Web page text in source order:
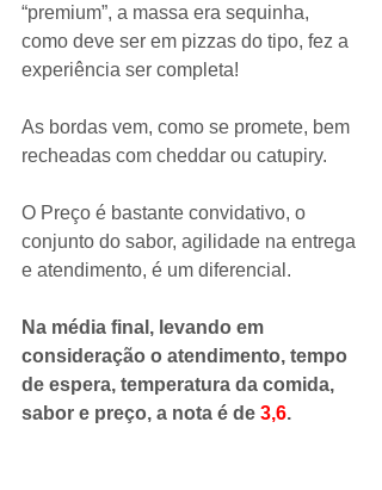
“premium”, a massa era sequinha,
como deve ser em pizzas do tipo, fez a
experiência ser completa!
As bordas vem, como se promete, bem
recheadas com cheddar ou catupiry.
O Preço é bastante convidativo, o
conjunto do sabor, agilidade na entrega
e atendimento, é um diferencial.
Na média final, levando em
consideração o atendimento, tempo
de espera, temperatura da comida,
sabor e preço, a nota é de 3,6.